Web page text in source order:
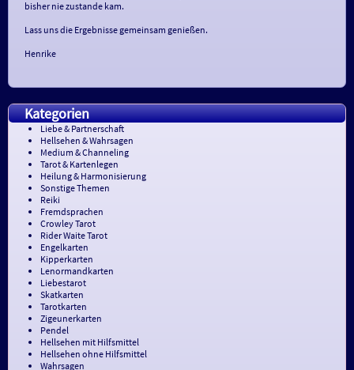
bisher nie zustande kam.
Lass uns die Ergebnisse gemeinsam genießen.
Henrike
Kategorien
Liebe & Partnerschaft
Hellsehen & Wahrsagen
Medium & Channeling
Tarot & Kartenlegen
Heilung & Harmonisierung
Sonstige Themen
Reiki
Fremdsprachen
Crowley Tarot
Rider Waite Tarot
Engelkarten
Kipperkarten
Lenormandkarten
Liebestarot
Skatkarten
Tarotkarten
Zigeunerkarten
Pendel
Hellsehen mit Hilfsmittel
Hellsehen ohne Hilfsmittel
Wahrsagen